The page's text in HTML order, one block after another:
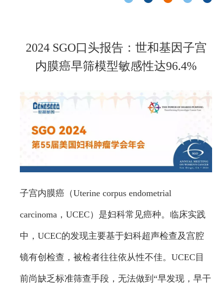
2024 SGO口头报告：世和基因子宫
内膜癌早筛模型敏感性达96.4%
子宫内膜癌（Uterine corpus endometrial
carcinoma，UCEC）是妇科常见癌种。临床实践
中，UCEC的发现主要基于妇科超声检查及宫腔
镜有创检查，被检者往往依从性不佳。UCEC目
前尚缺乏标准筛查手段，无法做到“早发现，早干